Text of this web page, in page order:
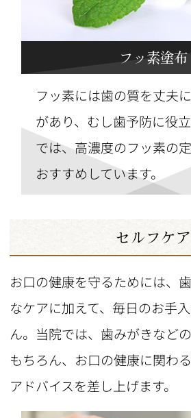
フッ素塗布
フッ素には歯の質を丈夫
があり、むし歯予防に役
では、高濃度のフッ素の
おすすめしています。
セルフケア
お口の健康を守るためには、
なケアに加えて、毎日のお手
ん。当院では、歯みがきなど
もちろん、お口の健康に関わ
アドバイスを差し上げます。